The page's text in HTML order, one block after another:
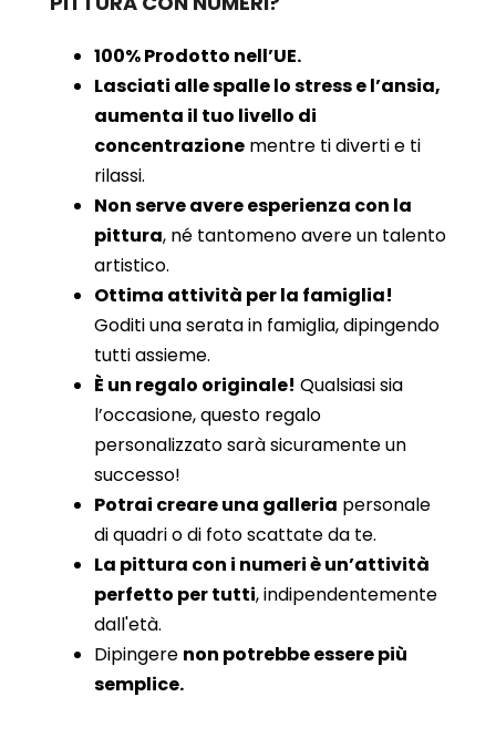
100% Prodotto nell’UE.
Lasciati alle spalle lo stress e l’ansia,
aumenta il tuo livello di
concentrazione mentre ti diverti e ti
rilassi.
Non serve avere esperienza con la
pittura, né tantomeno avere un talento
artistico.
Ottima attività per la famiglia!
Goditi una serata in famiglia, dipingendo
tutti assieme.
È un regalo originale! Qualsiasi sia
l’occasione, questo regalo
personalizzato sarà sicuramente un
successo!
Potrai creare una galleria personale
di quadri o di foto scattate da te.
La pittura con i numeri è un’attività
perfetto per tutti, indipendentemente
dall'età.
Dipingere non potrebbe essere più
semplice.